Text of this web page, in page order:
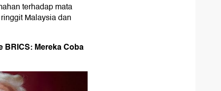
terhadap mata
Malaysia dan
BRICS: Mereka Coba